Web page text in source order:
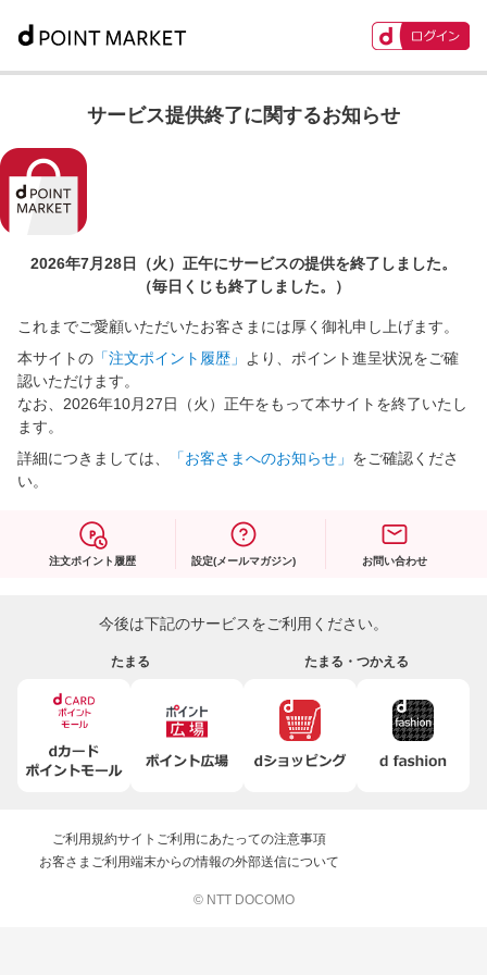
サービス提供終了に関するお知らせ
2026年7月28日（火）正午にサービスの提供を終了しました。
（毎日くじも終了しました。）
これまでご愛顧いただいたお客さまには厚く御礼申し上げます。
本サイトの 「注文ポイント履歴」
より、ポイント進呈状況をご確
認いただけます。
なお、2026年10月27日（火）正午をもって本サイトを終了いたし
ます。
詳細につきましては、
「お客さまへのお知らせ」 をご確認くださ
い。
注文ポイント履歴 設定(メールマガジン) お問い合わせ
今後は下記のサービスをご利用ください。
たまる たまる・つかえる
ご利用規約サイトご利用にあたっての注意事項
お客さまご利用端末からの情報の外部送信について
© NTT DOCOMO